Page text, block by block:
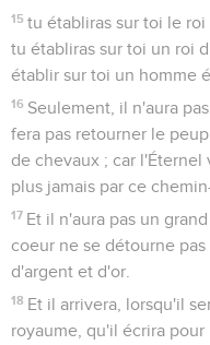
15 tu établiras sur toi le
tu établiras sur toi un roi
établir sur toi un homme
16 Seulement, il n'aura
fera pas retourner le
de chevaux ; car
plus jamais par ce
17 Et il n'aura pas un
coeur ne se détourne
d'argent et d'or.
18 Et il arrivera, lorsqu'il
royaume, qu'il écrira